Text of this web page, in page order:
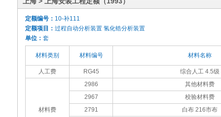
定额编号： 10-补111
定额项目： 过程自动分析装置 氢化锆分析装置
单位： 套
材料类别 材料编号 材料名称
人工费 RG45 综合人工 4.5级
材料费
2986
其他材料费
2967
校验材料费
2791
白布 216市布